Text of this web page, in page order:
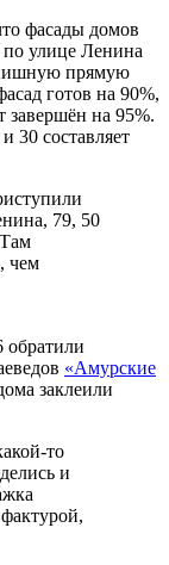
фасады домов
улице Ленина
прямую
готов на 90%,
завершён на 95%.
30 составляет
79, 50
чем
обратили
«Амурские
заклеили
то
и